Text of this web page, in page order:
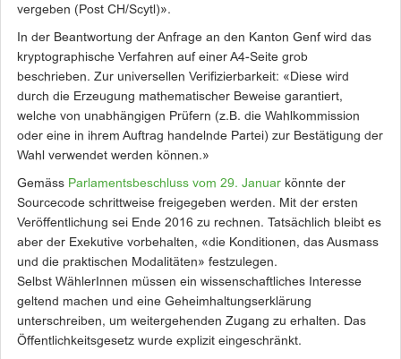
vergeben (Post CH/Scytl)».
In der Beantwortung der Anfrage an den Kanton Genf wird das
kryptographische Verfahren auf einer A4-Seite grob
beschrieben. Zur universellen Verifizierbarkeit: «Diese wird
durch die Erzeugung mathematischer Beweise garantiert,
welche von unabhängigen Prüfern (z.B. die Wahlkommission
oder eine in ihrem Auftrag handelnde Partei) zur Bestätigung der
Wahl verwendet werden können.»
Gemäss Parlamentsbeschluss vom 29. Januar könnte der
Sourcecode schrittweise freigegeben werden. Mit der ersten
Veröffentlichung sei Ende 2016 zu rechnen. Tatsächlich bleibt es
aber der Exekutive vorbehalten, «die Konditionen, das Ausmass
und die praktischen Modalitäten» festzulegen.
Selbst WählerInnen müssen ein wissenschaftliches Interesse
geltend machen und eine Geheimhaltungserklärung
unterschreiben, um weitergehenden Zugang zu erhalten. Das
Öffentlichkeitsgesetz wurde explizit eingeschränkt.